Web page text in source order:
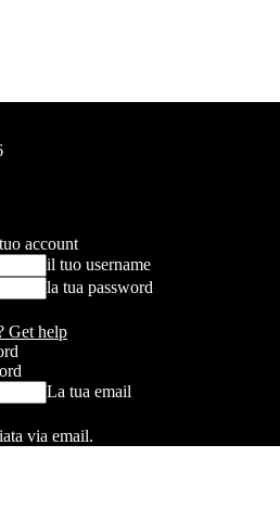
account
il tuo username
la tua password
Get help
La tua email
via email.